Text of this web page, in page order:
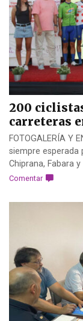
200
carreteras
FOTOGALERÍA Y
siempre esperada
Chiprana, Fabara
Comentar